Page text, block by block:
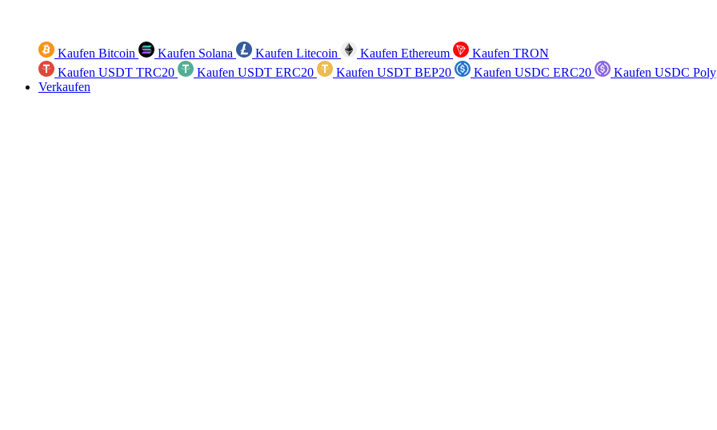
Kaufen Bitcoin Kaufen Solana Kaufen Litecoin Kaufen Ethereum
Kaufen TRON
Kaufen USDT TRC20
Kaufen USDT ERC20 Kaufen USDT BEP20 Kaufen USDC ERC20
Kaufen USDC
Verkaufen